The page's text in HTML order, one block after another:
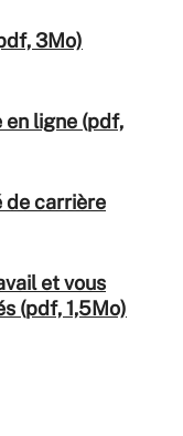
3Mo)
ligne (pdf,
de carrière
et vous
(pdf, 1,5Mo)